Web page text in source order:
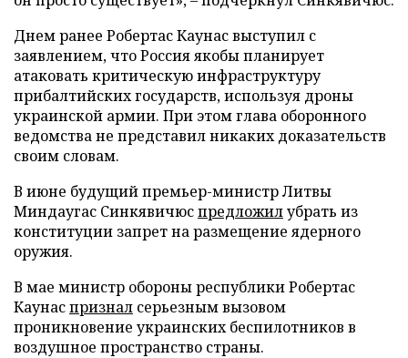
Днем ранее Робертас Каунас выступил с
заявлением, что Россия якобы планирует
атаковать критическую инфраструктуру
прибалтийских государств, используя дроны
украинской армии. При этом глава оборонного
ведомства не представил никаких доказательств
своим словам.
В июне будущий премьер-министр Литвы
Миндаугас Синкявичюспредложилубрать из
конституции запрет на размещение ядерного
оружия.
В мае министр обороны республики Робертас
Каунаспризнал серьезным вызовом
проникновение украинских беспилотников в
воздушное пространство страны.